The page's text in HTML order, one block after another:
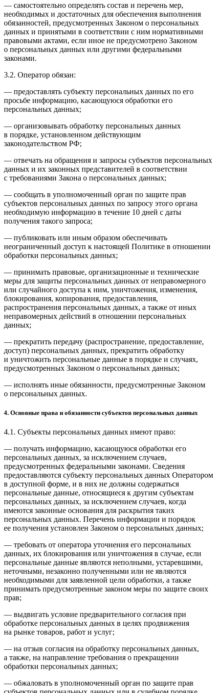
— самостоятельно определять состав и перечень мер,
необходимых и достаточных для обеспечения выполнения
обязанностей, предусмотренных Законом о персональных
данных и принятыми в соответствии с ним нормативными
правовыми актами, если иное не предусмотрено Законом
о персональных данных или другими федеральными
законами.
3.2. Оператор обязан:
— предоставлять субъекту персональных данных по его
просьбе информацию, касающуюся обработки его
персональных данных;
— организовывать обработку персональных данных
в порядке, установленном действующим
законодательством РФ;
— отвечать на обращения и запросы субъектов персональных
данных и их законных представителей в соответствии
с требованиями Закона о персональных данных;
— сообщать в уполномоченный орган по защите прав
субъектов персональных данных по запросу этого органа
необходимую информацию в течение 10 дней с даты
получения такого запроса;
— публиковать или иным образом обеспечивать
неограниченный доступ к настоящей Политике в отношении
обработки персональных данных;
— принимать правовые, организационные и технические
меры для защиты персональных данных от неправомерного
или случайного доступа к ним, уничтожения, изменения,
блокирования, копирования, предоставления,
распространения персональных данных, а также от иных
неправомерных действий в отношении персональных
данных;
— прекратить передачу (распространение, предоставление,
доступ) персональных данных, прекратить обработку
и уничтожить персональные данные в порядке и случаях,
предусмотренных Законом о персональных данных;
— исполнять иные обязанности, предусмотренные Законом
о персональных данных.
4. Основные права и обязанности субъектов персональных данных
4.1. Субъекты персональных данных имеют право:
— получать информацию, касающуюся обработки его
персональных данных, за исключением случаев,
предусмотренных федеральными законами. Сведения
предоставляются субъекту персональных данных Оператором
в доступной форме, и в них не должны содержаться
персональные данные, относящиеся к другим субъектам
персональных данных, за исключением случаев, когда
имеются законные основания для раскрытия таких
персональных данных. Перечень информации и порядок
ее получения установлен Законом о персональных данных;
— требовать от оператора уточнения его персональных
данных, их блокирования или уничтожения в случае, если
персональные данные являются неполными, устаревшими,
неточными, незаконно полученными или не являются
необходимыми для заявленной цели обработки, а также
принимать предусмотренные законом меры по защите своих
прав;
— выдвигать условие предварительного согласия при
обработке персональных данных в целях продвижения
на рынке товаров, работ и услуг;
— на отзыв согласия на обработку персональных данных,
а также, на направление требования о прекращении
обработки персональных данных;
— обжаловать в уполномоченный орган по защите прав